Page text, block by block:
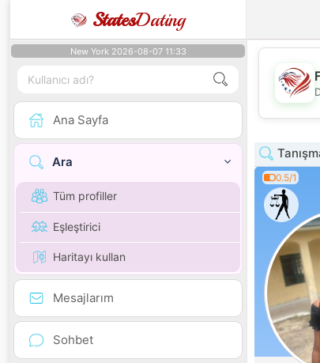
StatesDating
New York 2026-08-07 11:33
Ana Sayfa
Ara
Tüm profiller
Eşleştirici
Haritayı kullan
Mesajlarım
Sohbet
0.5/1